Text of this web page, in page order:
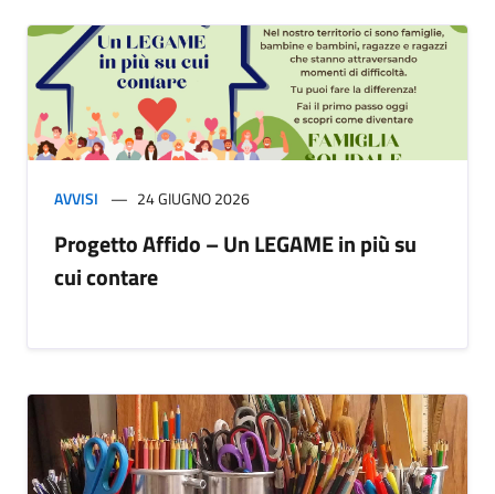
AVVISI 24 GIUGNO 2026
Progetto Affido – Un LEGAME in più su
cui contare